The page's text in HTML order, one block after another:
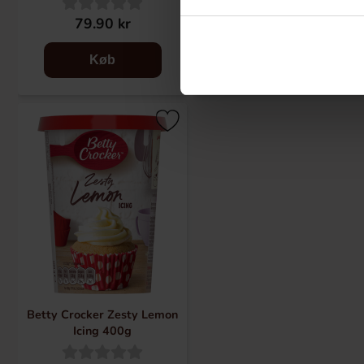
79.90 kr
Køb
Betty Crocker Zesty Lemon
Icing 400g